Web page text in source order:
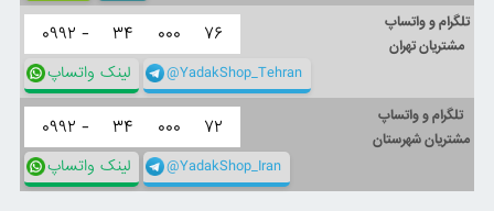
تلگرام و واتساپ
مشتریان تهران
۰۹۹۲ - ۳۴ ۰۰۰ ۷۶
لینک واتساپ @YadakShop_Tehran
تلگرام و واتساپ
مشتریان شهرستان
۰۹۹۲ - ۳۴ ۰۰۰ ۷۲
لینک واتساپ @YadakShop_Iran